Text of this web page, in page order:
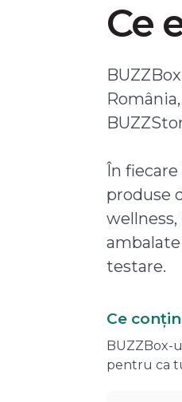
Ce
În
produse
testare.
Ce
BUZZBox-
pentru ca